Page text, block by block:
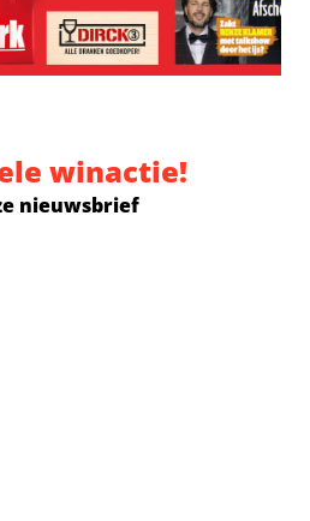
winactie!
nieuwsbrief